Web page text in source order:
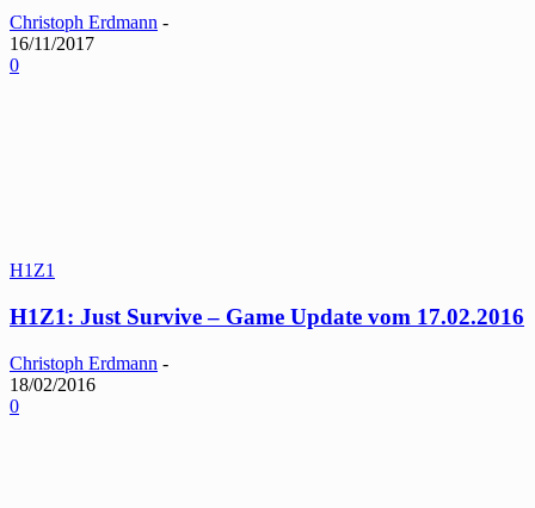
Christoph Erdmann -
16/11/2017
0
H1Z1
H1Z1: Just Survive – Game Update vom 17.02.2016
Christoph Erdmann -
18/02/2016
0